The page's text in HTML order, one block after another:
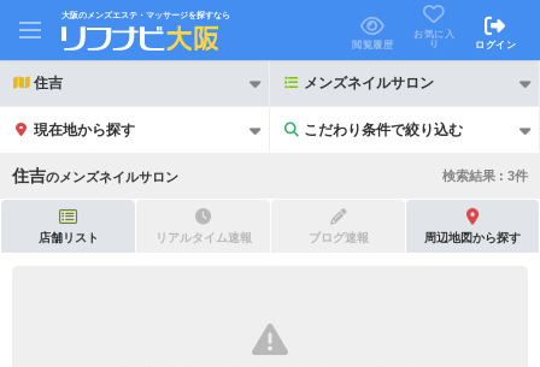
大阪のメンズエステ・マッサージを探すなら
閲覧履歴
お気に入
り
ログイン
住吉 メンズネイルサロン
現在地から探す こだわり条件で絞り込む
こだわり条件で絞り込む
住吉の メンズネイルサロン 検索結果 : 3件
店舗リスト リアルタイム速報 ブログ速報 周辺地図から探す